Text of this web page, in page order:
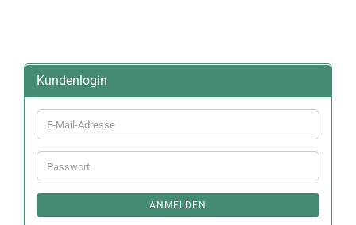
Kundenlogin
E-
Mail-
Adresse
Passwort
ANMELDEN